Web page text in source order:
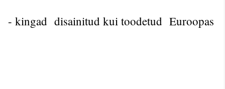
- kingad disainitud kui toodetud Euroopas